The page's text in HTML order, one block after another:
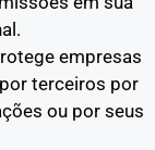
empresas
terceiros por
ou por seus